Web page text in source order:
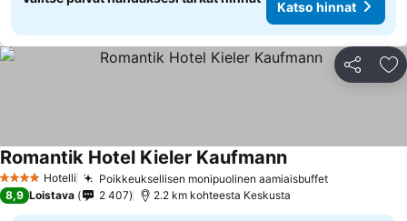
Katso hinnat
Jaa
4 Tähtiluokitus
Hotelli Poikkeuksellisen monipuolinen aamiaisbuffet
Romantik Hotel Kieler Kaufmann
8,9 Loistava 2 407 2.2 km kohteesta Keskusta